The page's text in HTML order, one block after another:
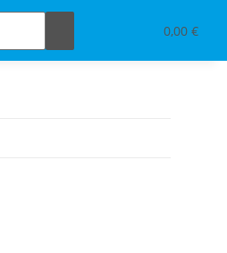
0,00 €
Tischdeko & Accessoires